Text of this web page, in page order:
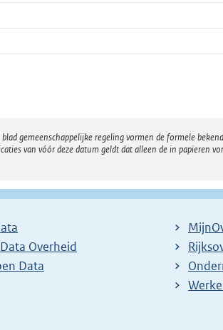
gemeenschappelijke regeling vormen de formele
van vóór deze datum geldt dat alleen de in papieren
Overheid
Data
E
x
t
E
x
E